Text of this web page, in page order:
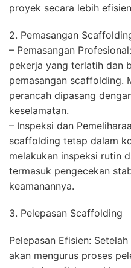
proyek secara lebih
2. Pemasangan
– Pemasangan
pekerja yang terlatih dan
pemasangan scaffolding.
perancah dipasang
keselamatan.
– Inspeksi dan
scaffolding tetap dalam
melakukan inspeksi rutin
termasuk pengecekan
keamanannya.
3. Pelepasan Scaffolding
Pelepasan Efisien:
akan mengurus proses